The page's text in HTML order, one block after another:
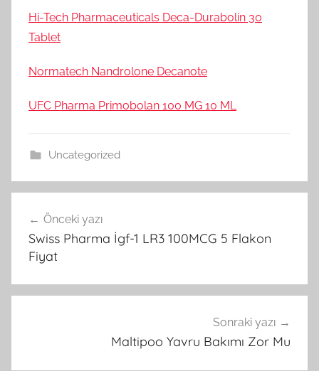
Hi-Tech Pharmaceuticals Deca-Durabolin 30
Tablet
Normatech Nandrolone Decanote
UFC Pharma Primobolan 100 MG 10 ML
Uncategorized
gezinmesi
Önceki yazı
Swiss Pharma İgf-1 LR3 100MCG 5 Flakon
Fiyat
Sonraki yazı
Maltipoo Yavru Bakımı Zor Mu